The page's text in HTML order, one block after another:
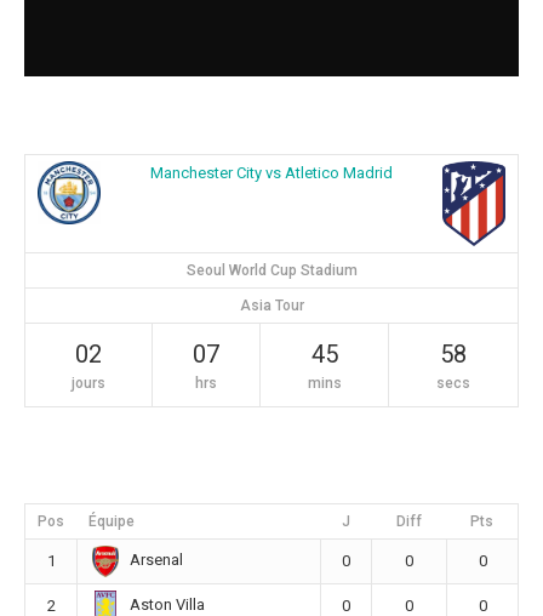
Manchester City vs Atletico Madrid
Seoul World Cup Stadium
Asia Tour
02
jours
07
hrs
45
mins
57
secs
Pos Équipe J Diff Pts
1 Arsenal 0 0 0
2 Aston Villa 0 0 0